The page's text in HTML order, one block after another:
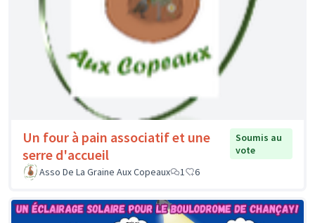
Un four à pain associatif et une
serre d'accueil
Soumis au
vote
Asso De La Graine Aux Copeaux
1 6